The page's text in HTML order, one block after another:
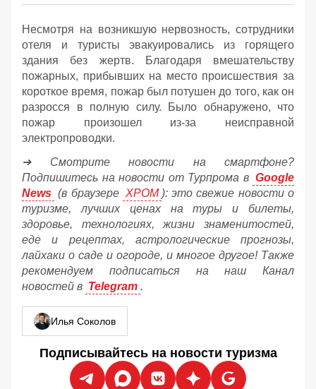
Несмотря на возникшую нервозность, сотрудники
отеля и туристы эвакуировались из горящего
здания без жертв. Благодаря вмешательству
пожарных, прибывших на место происшествия за
короткое время, пожар был потушен до того, как он
разросся в полную силу. Было обнаружено, что
пожар произошел из-за неисправной
электропроводки.
➔ Смотрите новости на смартфоне?
Подпишитесь на новости от Турпрома в Google
News (в браузере ХРОМ ): это свежие новости о
туризме, лучших ценах на туры и билеты,
здоровье, технологиях, жизни знаменитостей,
еде и рецептах, астрологические прогнозы,
лайхаки о саде и огороде, и многое другое! Также
рекомендуем подписаться на наш Канал
новостей в Telegram .
Илья Соколов
Подписывайтесь на новости туризма